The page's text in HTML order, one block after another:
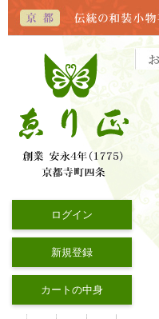
ログイン
新規登録
カートの中身